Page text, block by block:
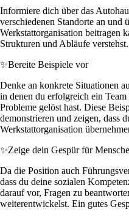
Informiere dich über das
verschiedenen Standorte an und
Werkstattorganisation beitragen
Strukturen und Abläufe verstehst.
✨Bereite Beispiele vor
Denke an konkrete Situationen
in denen du erfolgreich ein
Probleme gelöst hast. Diese
demonstrieren und zeigen, dass
Werkstattorganisation
✨Zeige dein Gespür für
Da die Position auch
dass du deine sozialen
darauf vor, Fragen zu
weiterentwickelst. Ein gutes